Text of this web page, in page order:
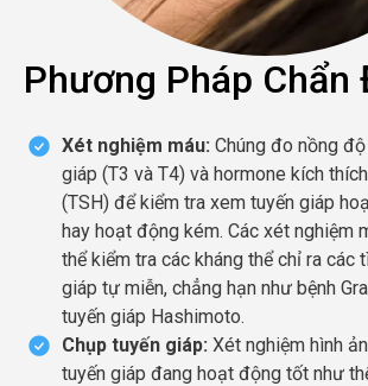
Phương Pháp Chẩn
Xét nghiệm máu: Chúng đo nồng
giáp (T3 và T4) và hormone kích
(TSH) để kiểm tra xem tuyến giáp
hay hoạt động kém. Các xét nghiệm
thể kiểm tra các kháng thể chỉ ra các
giáp tự miễn, chẳng hạn như bệnh
tuyến giáp Hashimoto.
Chụp tuyến giáp: Xét nghiệm hình
tuyến giáp đang hoạt động tốt như